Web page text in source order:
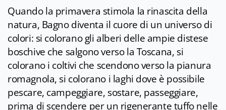
Quando la primavera stimola la rinascita della
natura, Bagno diventa il cuore di un universo di
colori: si colorano gli alberi delle ampie distese
boschive che salgono verso la Toscana, si
colorano i coltivi che scendono verso la pianura
romagnola, si colorano i laghi dove è possibile
pescare, campeggiare, sostare, passeggiare,
prima di scendere per un rigenerante tuffo nelle